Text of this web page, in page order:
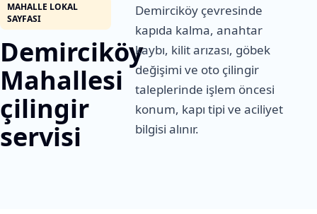
MAHALLE LOKAL
SAYFASI
Demirciköy
Mahallesi
çilingir
servisi
Demirciköy çevresinde
kapıda kalma, anahtar
kaybı, kilit arızası, göbek
değişimi ve oto çilingir
taleplerinde işlem öncesi
konum, kapı tipi ve aciliyet
bilgisi alınır.